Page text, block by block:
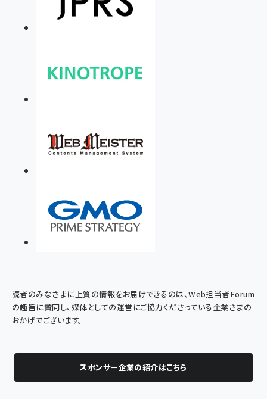
読者のみなさまに上質の情報をお届けできるのは、Web担当者Forum
の趣旨に賛同し、媒体としての運営にご協力くださっている企業さまの
おかげでございます。
スポンサー企業の紹介はこちら